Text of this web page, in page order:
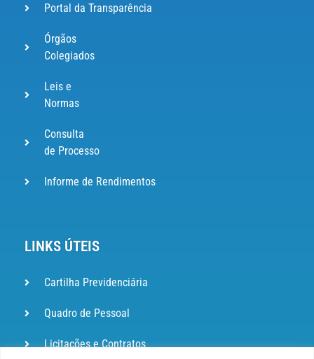
Portal da Transparência
Órgãos
Colegiados
Leis e
Normas
Consulta
de Processo
Informe de Rendimentos
LINKS ÚTEIS
Cartilha Previdenciária
Quadro de Pessoal
Licitações e Contratos